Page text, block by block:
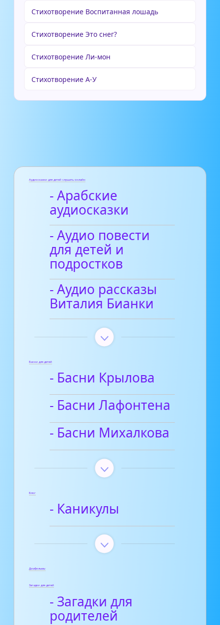
Стихотворение Воспитанная лошадь
Стихотворение Это снег?
Стихотворение Ли-мон
Стихотворение А-У
Аудиосказки для детей слушать онлайн
- Арабские
аудиосказки
- Аудио повести
для детей и
подростков
- Аудио рассказы
Виталия Бианки
Басни для детей
- Басни Крылова
- Басни Лафонтена
- Басни Михалкова
Блог
- Каникулы
Диафильмы
Загадки для детей
- Загадки для
родителей